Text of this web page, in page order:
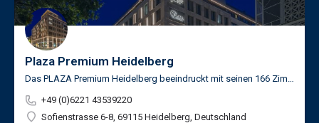
Plaza Premium Heidelberg
+49 (0)6221 43539220
Sofienstrasse 6-8, 69115 Heidelberg, Deutschland